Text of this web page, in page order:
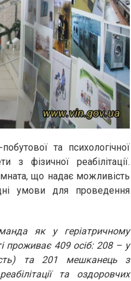
та психологічної
з фізичної реабілітації.
що надає можливість
умови для проведення
як у геріатричному
проживає 409 осіб: 208 – у
та 201 мешканець з
та оздоровчих